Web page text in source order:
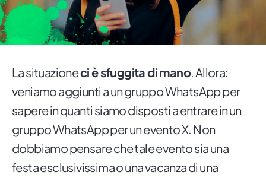
La situazioneci è sfuggita di mano. Allora:
veniamo aggiunti a un gruppo WhatsApp per
sapere in quanti siamo disposti a entrare in un
gruppo WhatsApp per un evento X. Non
dobbiamo pensare che tale evento sia una
festa esclusivissima o una vacanza di una